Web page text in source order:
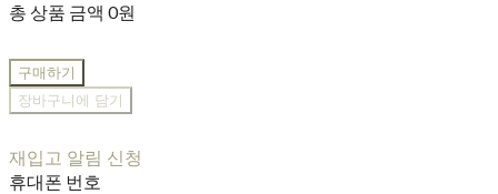
총 상품 금액 0원
구매하기
장바구니에 담기
재입고 알림 신청
휴대폰 번호